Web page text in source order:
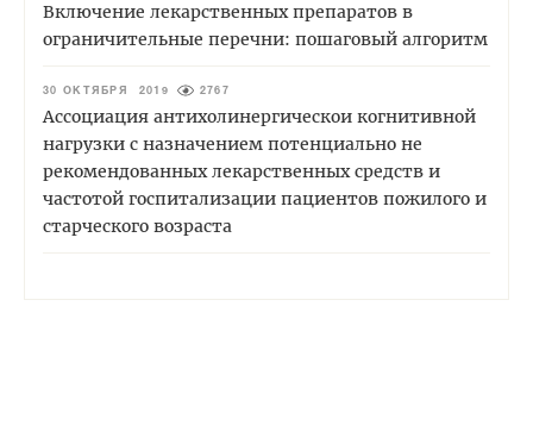
Включение лекарственных препаратов в
ограничительные перечни: пошаговый алгоритм
30 ОКТЯБРЯ 2019 2767
Ассоциация антихолинергическои когнитивной
нагрузки с назначением потенциально не
рекомендованных лекарственных средств и
частотой госпитализации пациентов пожилого и
старческого возраста